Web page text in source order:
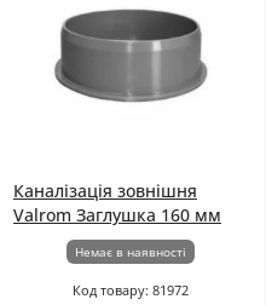
Каналізація зовнішня
Valrom Заглушка 160 мм
Немає в наявності
Код товару: 81972